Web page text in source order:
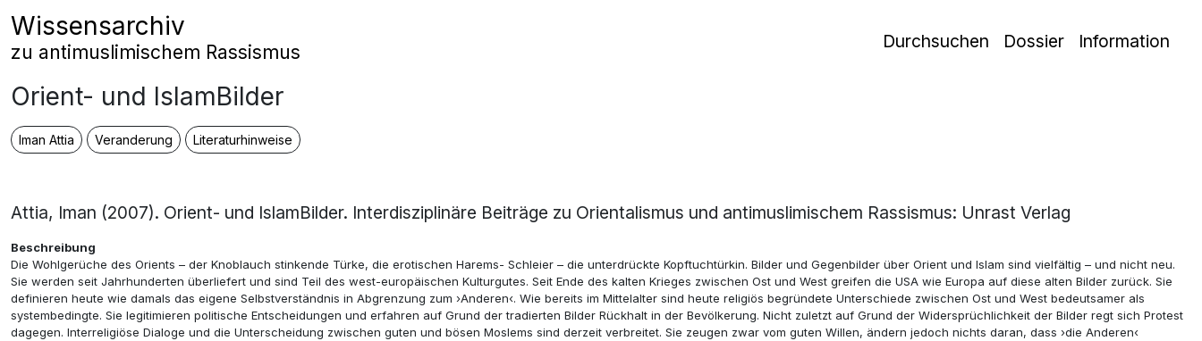
Zum Inhalt springen
Hauptnavigation
Wissensarchiv
zu antimuslimischem Rassismus Durchsuchen Dossier Information
Orient- und IslamBilder
Iman Attia Veranderung Literaturhinweise
Attia, Iman (2007). Orient- und IslamBilder. Interdisziplinäre Beiträge zu Orientalismus und antimuslimischem Rassismus: Unrast Verlag
Beschreibung
Die Wohlgerüche des Orients – der Knoblauch stinkende Türke, die erotischen Harems- Schleier – die unterdrückte Kopftuchtürkin. Bilder und Gegenbilder über Orient und Islam sind vielfältig – und nicht neu.
Sie werden seit Jahrhunderten überliefert und sind Teil des west-europäischen Kulturgutes. Seit Ende des kalten Krieges zwischen Ost und West greifen die USA wie Europa auf diese alten Bilder zurück. Sie
definieren heute wie damals das eigene Selbstverständnis in Abgrenzung zum ›Anderen‹. Wie bereits im Mittelalter sind heute religiös begründete Unterschiede zwischen Ost und West bedeutsamer als
systembedingte. Sie legitimieren politische Entscheidungen und erfahren auf Grund der tradierten Bilder Rückhalt in der Bevölkerung. Nicht zuletzt auf Grund der Widersprüchlichkeit der Bilder regt sich Protest
dagegen. Interreligiöse Dialoge und die Unterscheidung zwischen guten und bösen Moslems sind derzeit verbreitet. Sie zeugen zwar vom guten Willen, ändern jedoch nichts daran, dass ›die Anderen‹